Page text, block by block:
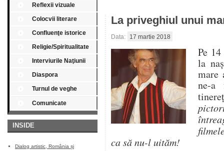
Reflexii vizuale
Colocvii literare
Confluenţe istorice
Religie/Spiritualitate
Interviurile Naţiunii
Diaspora
Turnul de veghe
Comunicate
INSIDE
Dialog artistic, România și
La priveghiul unui
Data: 17 martie 2018
Pe
la
mare
ne-
ca să nu-l uităm!